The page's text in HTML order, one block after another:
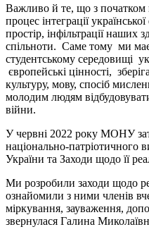
Важливо й те, що з
процес інтеграції
простір, інфільтрації наших
спільноти. Саме тому ми
студентському середовищі
європейські цінності,
культуру, мову, спосіб
молодим людям
війни.
У червні 2022 року МОНУ
національно-патріотичного
України та Заходи щодо її
Ми розробили заходи щодо
ознайомили з ними членів
міркування, зауваження,
звернулася Галина